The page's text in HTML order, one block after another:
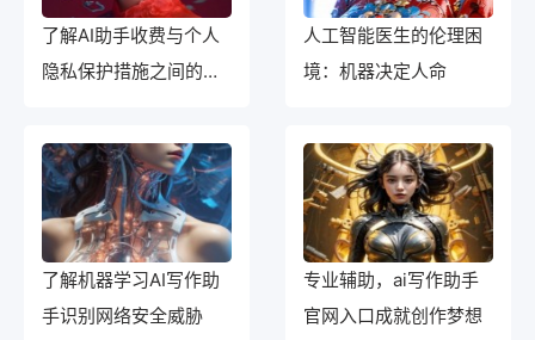
了解AI助手收费与个人
隐私保护措施之间的关
人工智能医生的伦理困
境：机器决定人命
了解机器学习AI写作助
手识别网络安全威胁
专业辅助，ai写作助手
官网入口成就创作梦想